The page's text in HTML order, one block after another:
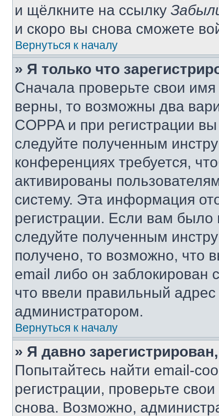
и щёлкните на ссылку
и скоро вы снова сможете
Вернуться к началу
» Я только что
Сначала проверьте свои
верны, то возможны два
COPPA и при регистрации
следуйте полученным
конференциях требуется,
активированы
систему. Эта информация
регистрации. Если вам
следуйте полученным
получено, то возможно, что
email либо он
что ввели правильный адрес
администратором.
Вернуться к началу
» Я давно
Попытайтесь найти email-
регистрации, проверьте
снова. Возможно,